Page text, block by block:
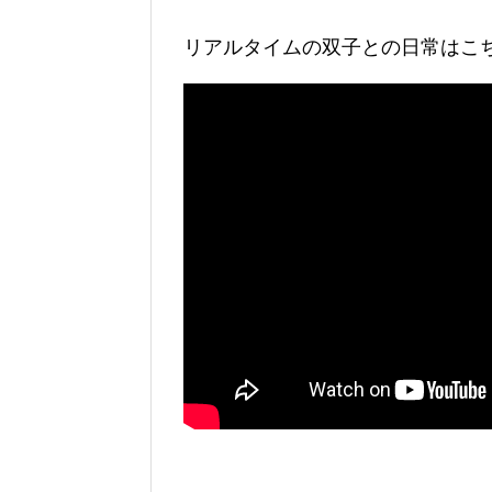
リアルタイムの双子との日常はこ